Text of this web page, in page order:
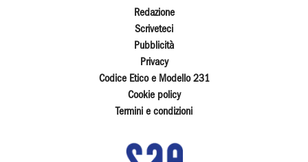
Redazione
Scriveteci
Pubblicità
Privacy
Codice Etico e Modello 231
Cookie policy
Termini e condizioni